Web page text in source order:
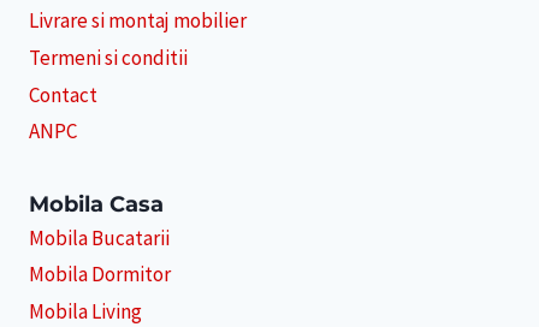
Livrare si montaj mobilier
Termeni si conditii
Contact
ANPC
Mobila Casa
Mobila Bucatarii
Mobila Dormitor
Mobila Living